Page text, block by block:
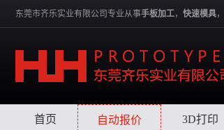
东莞市齐乐实业有限公司专业从事手板加工， 快速模具，
首页 自动报价 3D打印